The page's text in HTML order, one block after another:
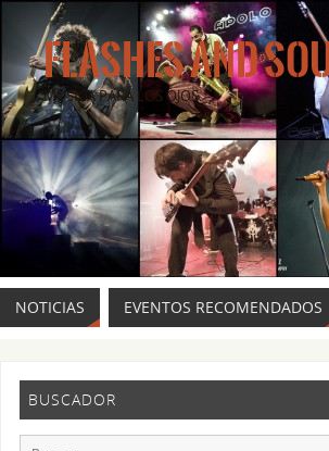
FLASHES AND
MÚSICA PARA LOS OJOS.
NOTICIAS EVENTOS RECOMENDADOS
BUSCADOR